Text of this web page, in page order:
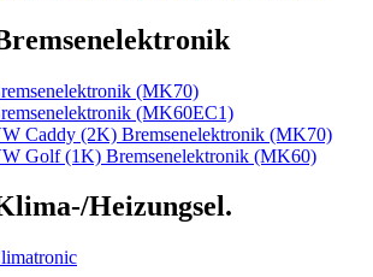
(MK70)
(MK60EC1)
Caddy (2K) Bremsenelektronik (MK70)
Golf (1K) Bremsenelektronik (MK60)
Heizungsel.